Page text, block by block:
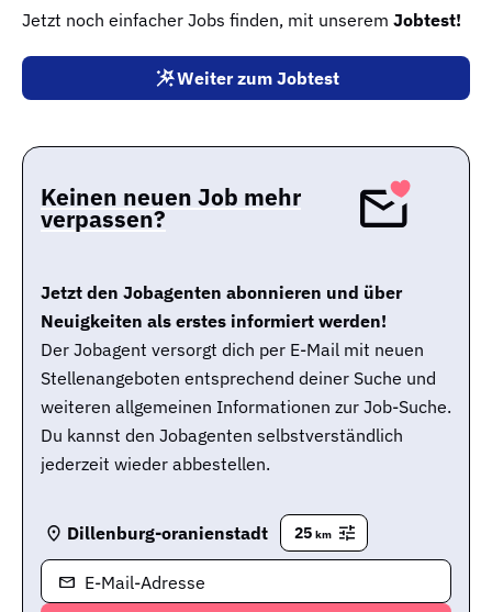
Jetzt noch einfacher Jobs finden, mit unserem Jobtest!
Weiter zum Jobtest
Keinen neuen Job mehr
verpassen?
Jetzt den Jobagenten abonnieren und über
Neuigkeiten als erstes informiert werden!
Der Jobagent versorgt dich per E-Mail mit neuen
Stellenangeboten entsprechend deiner Suche und
weiteren allgemeinen Informationen zur Job-Suche.
Du kannst den Jobagenten selbstverständlich
jederzeit wieder abbestellen.
Dillenburg-oranienstadt 25 km
E-Mail-Adresse